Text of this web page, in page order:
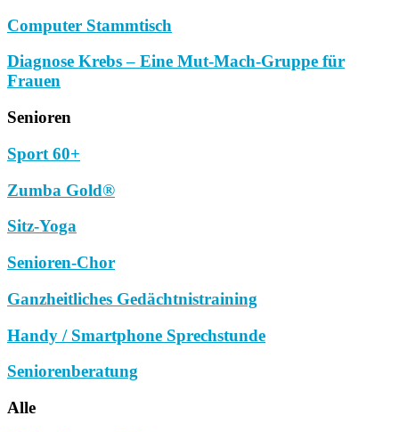
Computer Stammtisch
Diagnose Krebs – Eine Mut-Mach-Gruppe für
Frauen
Senioren
Sport 60+
Zumba Gold®
Sitz-Yoga
Senioren-Chor
Ganzheitliches Gedächtnistraining
Handy / Smartphone Sprechstunde
Seniorenberatung
Alle